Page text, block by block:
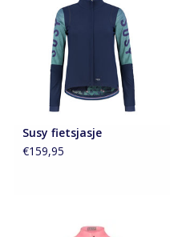
Susy fietsjasje
€159,95